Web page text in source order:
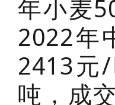
年小麦
2022年
2413元
吨，成